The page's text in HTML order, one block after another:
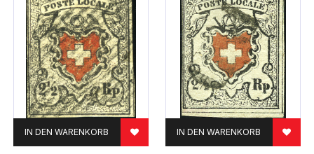
IN DEN WARENKORB IN DEN WARENKORB